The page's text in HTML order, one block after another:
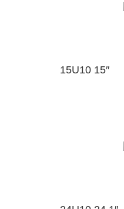
15U10 15″